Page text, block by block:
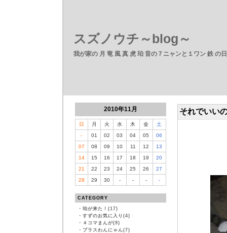
スズノウチ～blog～
我が家の 月 竜 風 真 虎 珀 音の７ニャンと１ワン 鉄 の
2010年11月
日 月 火 水 木 金
土
-
01 02 03 04 05
06
07
08 09 10 11 12
13
14
15 16 17 18 19
20
21
22 23 24 25 26
27
28
29 30 - - - -
CATEGORY
・ 珀が来た！(17)
・ すずのお気に入り(4)
・ ４コマまんが(9)
・ プラスわんにゃん(7)
それでいい